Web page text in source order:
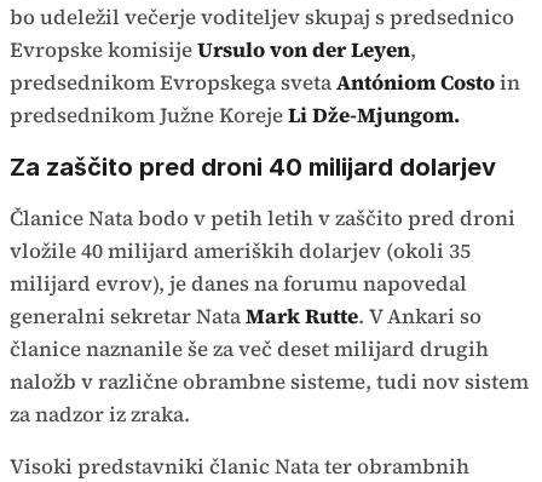
bo udeležil večerje voditeljev skupaj s predsednico
Evropske komisijeUrsulo von der Leyen,
predsednikom Evropskega svetaAntóniom Costoin
predsednikom Južne KorejeLi Dže-Mjungom.
Za zaščito pred droni 40 milijard dolarjev
Članice Nata bodo v petih letih v zaščito pred droni
vložile 40 milijard ameriških dolarjev (okoli 35
milijard evrov), je danes na forumu napovedal
generalni sekretar NataMark Rutte. V Ankari so
članice naznanile še za več deset milijard drugih
naložb v različne obrambne sisteme, tudi nov sistem
za nadzor iz zraka.
Visoki predstavniki članic Nata ter obrambnih